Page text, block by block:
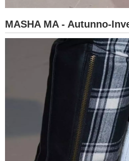
MASHA MA - Autunno-